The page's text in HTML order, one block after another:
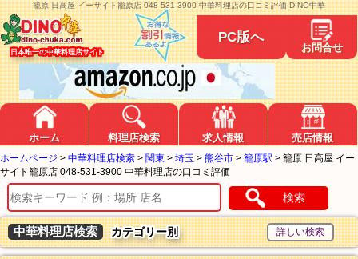
籠原 日高屋 イーサイト籠原店 048-531-3900 中華料理店の口コミ評価-DINO中華
日本唯一の中華料理店サイト
PC版へ
お問合せ
ホーム 料理店検索 求人情報 売店情報
ホームページ > 中華料理店検索 > 関東 > 埼玉 > 熊谷市 > 籠原駅 > 籠原 日高屋 イー
サイト籠原店 048-531-3900 中華料理店の口コミ評価
検索
中華料理店検索 カテゴリー別